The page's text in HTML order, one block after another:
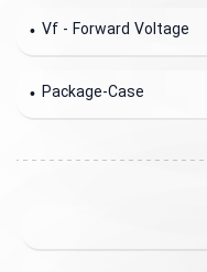
Vf - Forward Voltage
Package-Case